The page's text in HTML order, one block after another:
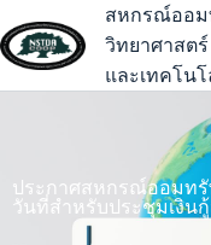
สหกรณ์ออม
วิทยาศาสตร์
และเทคโน
ประกาศสหกรณ์ออมทรั
วันที่สำหรับประชุมเงิน